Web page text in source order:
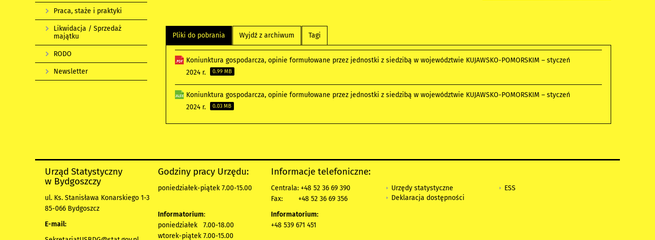
Pliki do pobrania Wyjdź z archiwum Tagi
Koniunktura gospodarcza, opinie formułowane przez jednostki z siedzibą w województwie KUJAWSKO-POMORSKIM – styczeń
2024 r.
0.99 MB
Koniunktura gospodarcza, opinie formułowane przez jednostki z siedzibą w województwie KUJAWSKO-POMORSKIM – styczeń
2024 r.
0.03 MB
Praca, staże i praktyki
Likwidacja / Sprzedaż
majątku
RODO
Newsletter
Urząd Statystyczny
w Bydgoszczy
ul. Ks. Stanisława Konarskiego 1-3
85-066 Bydgoszcz
E-mail:
Godziny pracy Urzędu:
poniedziałek-piątek 7.00-15.00
Informatorium:
poniedziałek 7.00-18.00
wtorek-piątek 7.00-15.00
Informacje telefoniczne:
Centrala: +48 52 36 69 390
Fax:
+48 52 36 69 356
Informatorium:
+48 539 671 451
Urzędy statystyczne
Deklaracja dostępności
ESS